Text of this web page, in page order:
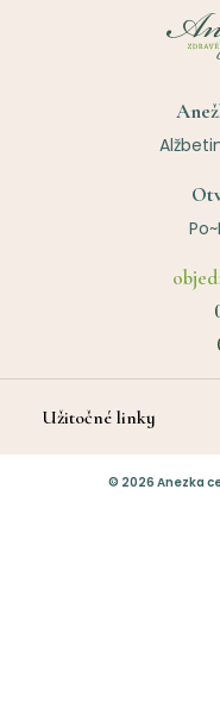
Užitočné linky
© 2026 Anezka